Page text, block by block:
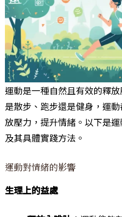
運動是一種自然且有效的釋
是散步、跑步還是健身，運
放壓力，提升情緒。以下是
及其具體實踐方法。
運動對情緒的影響
生理上的益處